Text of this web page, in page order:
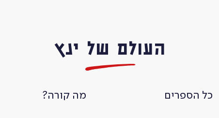
העולם של ינץ
כל הספרים מה קורה?